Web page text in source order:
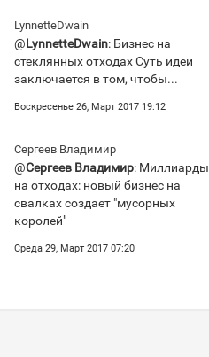
LynnetteDwain
@LynnetteDwain: Бизнес на
стеклянных отходах Суть идеи
заключается в том, чтобы...
Воскресенье 26, Март 2017 19:12
Сергеев Владимир
@Сергеев Владимир: Миллиарды
на отходах: новый бизнес на
свалках создает "мусорных
королей"
Среда 29, Март 2017 07:20